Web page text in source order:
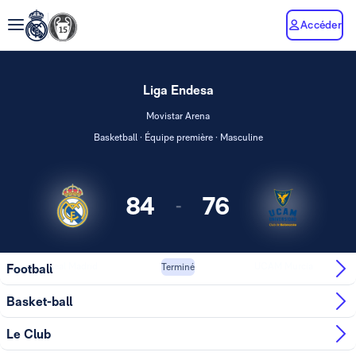
Accéder
Liga Endesa
Movistar Arena
Basketball · Équipe première · Masculine
84 - 76
Real Madrid Terminé
Football
Basket-ball
Le Club